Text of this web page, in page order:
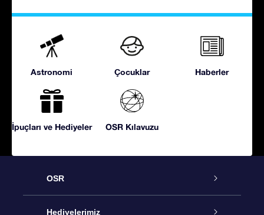
Astronomi Çocuklar Haberler
İpuçları ve Hediyeler OSR Kılavuzu
OSR
Hizmet
Hediyelerimiz